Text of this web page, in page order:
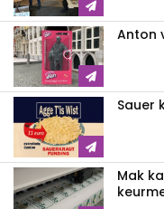
Anton
Sauer
Mak